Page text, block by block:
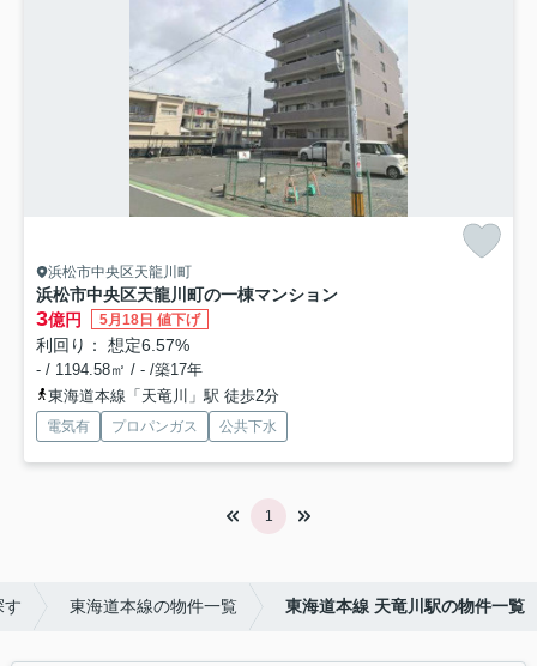
浜松市中央区天龍川町
浜松市中央区天龍川町の一棟マンション
3億円 5月18日 値下げ
利回り： 想定6.57%
- / 1194.58㎡ / - /築17年
東海道本線「天竜川」駅 徒歩2分
電気有 プロパンガス 公共下水
1
す 東海道本線の物件一覧 東海道本線 天竜川駅の物件一覧